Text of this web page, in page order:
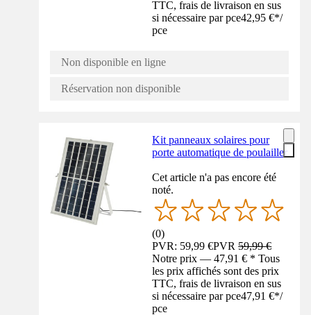
TTC, frais de livraison en sus
si nécessaire par pce42,95 €*/
pce
Non disponible en ligne
Réservation non disponible
Kit panneaux solaires pour
porte automatique de poulailler
Cet article n'a pas encore été
noté.
(0)
PVR: 59,99 €PVR59,99 €
Notre prix — 47,91 € * Tous
les prix affichés sont des prix
TTC, frais de livraison en sus
si nécessaire par pce47,91 €*/
pce